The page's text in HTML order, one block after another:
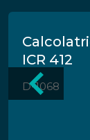
ICR 412
D-1068